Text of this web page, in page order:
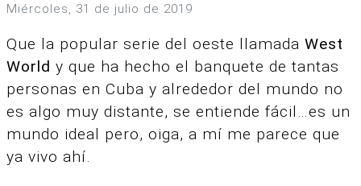
miércoles, 31 de julio de 2019
Que la popular serie del oeste llamada West
World y que ha hecho el banquete de tantas
personas en Cuba y alrededor del mundo no
es algo muy distante, se entiende fácil…es un
mundo ideal pero, oiga, a mí me parece que
ya vivo ahí.